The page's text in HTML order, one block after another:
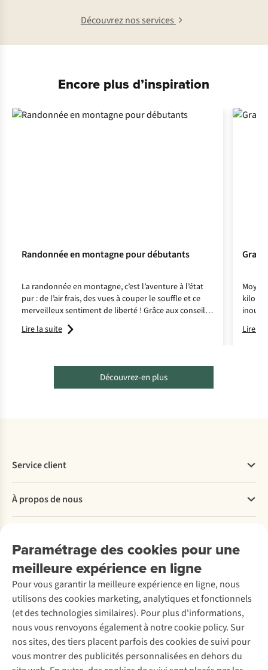
Découvrez nos services
Encore plus d’inspiration
Randonnée en montagne pour débutants
La randonnée en montagne, c’est l’aventure à l’état
pur : de l’air frais, des vues à couper le souffle et ce
merveilleux sentiment de liberté ! Grâce aux conseils
de l’expert Geert Van Speybroek, vous pourrez vous
initier en toute tranquillité à la randonnée en
Lire la suite Lire la
Découvrez-en plus
Paramétrage des cookies pour une
meilleure expérience en ligne
Pour vous garantir la meilleure expérience en ligne, nous
utilisons des cookies marketing, analytiques et fonctionnels
(et des technologies similaires). Pour plus d'informations,
nous vous renvoyons également à notre cookie policy. Sur
nos sites, des tiers placent parfois des cookies de suivi pour
vous montrer des publicités personnalisées en dehors du
Service client
Commander
Payer
Retourner
Rétractation d'une commande
Entretien & réparations
Garantie
Contactez-nous
À propos de nous
Entreprise responsable
À propos d’Ayacucho
Nos magasins
À propos d’A.S.Adventure
Déclaration d'accessibilité
Location / Location sports d’hiver
Seconde-main
Entretien de ski
Service de lavage
Entretien de chaussures
Réparation de chaussures
Réparation de vêtements
Retouches
Découvrez
A.S.Magazine
Explore Camp
Gear Check
Expertise & conseils
Abonnez-vous à la newsletter